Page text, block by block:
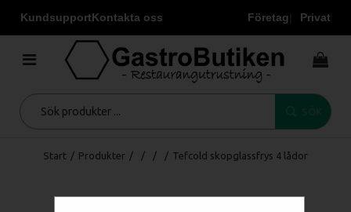
KundsupportKontakta oss Företag Privat
Start / Produkter / / / / Tefcold skopglassfrys 4 lådor